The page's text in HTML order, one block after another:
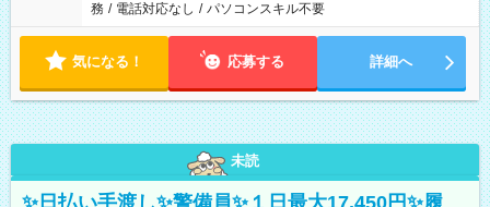
務 / 電話対応なし / パソコンスキル不要
気になる！ 応募する 詳細へ
未読
✨日払い手渡し✨警備員✨１日最大17,450円✨履